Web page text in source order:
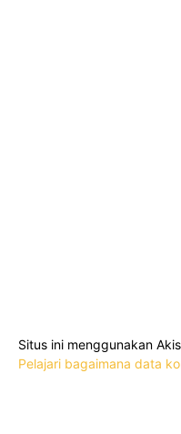
Situs ini menggunakan
Pelajari bagaimana data